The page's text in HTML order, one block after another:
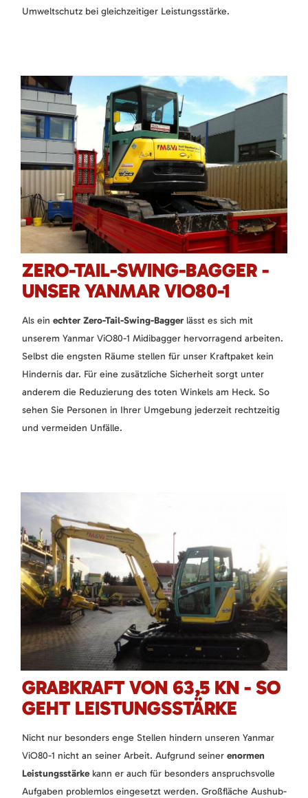
Umweltschutz bei gleichzeitiger Leistungsstärke.
ZERO-TAIL-SWING-BAGGER -
UNSER YANMAR VIO80-1
Als ein echter Zero-Tail-Swing-Bagger lässt es sich mit
unserem Yanmar ViO80-1 Midibagger hervorragend arbeiten.
Selbst die engsten Räume stellen für unser Kraftpaket kein
Hindernis dar. Für eine zusätzliche Sicherheit sorgt unter
anderem die Reduzierung des toten Winkels am Heck. So
sehen Sie Personen in Ihrer Umgebung jederzeit rechtzeitig
und vermeiden Unfälle.
GRABKRAFT VON 63,5 KN - SO
GEHT LEISTUNGSSTÄRKE
Nicht nur besonders enge Stellen hindern unseren Yanmar
ViO80-1 nicht an seiner Arbeit. Aufgrund seiner enormen
Leistungsstärkekann er auch für besonders anspruchsvolle
Aufgaben problemlos eingesetzt werden. Großfläche Aushub-